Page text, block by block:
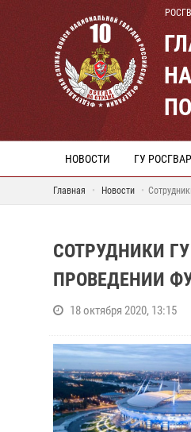
НОВОСТИ ГУ
Главная Новости
СОТРУДНИКИ
ПРОВЕДЕНИИ
18 октября 2020, 13:15